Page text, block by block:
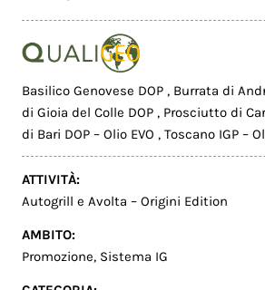
Basilico Genovese DOP , Burrata di
di Gioia del Colle DOP , Prosciutto di
di Bari DOP – Olio EVO ,Toscano IGP –
ATTIVITÀ:
Autogrill e Avolta – Origini Edition
AMBITO:
Promozione, Sistema IG